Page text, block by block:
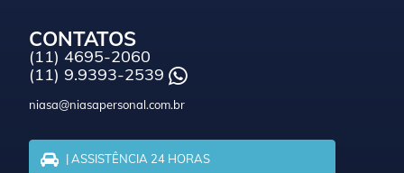
CONTATOS
(11) 4695-2060
(11) 9.9393-2539
niasa@niasapersonal.com.br
| ASSISTÊNCIA 24 HORAS